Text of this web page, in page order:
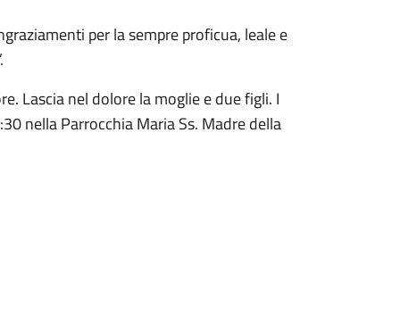
per la sempre proficua, leale e
Lascia nel dolore la moglie e due figli. I
nella Parrocchia Maria Ss. Madre della